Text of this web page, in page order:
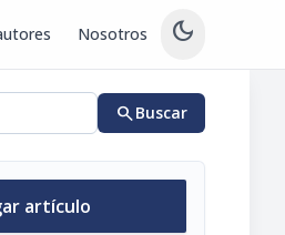
Nosotros dark_mode
searchBuscar
artículo